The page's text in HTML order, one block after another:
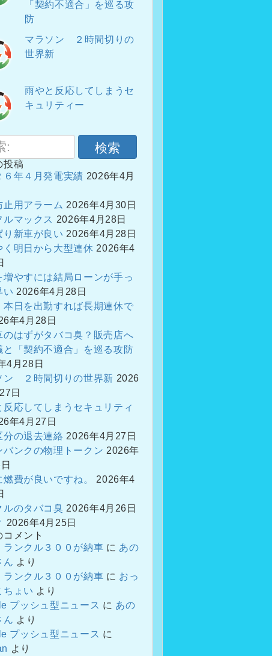
「契約不適合」を巡る攻
防
マラソン ２時間切りの
世界新
雨やと反応してしまうセ
キュリティー
検索
投稿
６年４月発電実績 2026年4月
止用アラーム 2026年4月30日
ルマックス 2026年4月28日
り新車が良い 2026年4月28日
く明日から大型連休 2026年4
増やすには結局ローンが手っ
い 2026年4月28日
本日を出勤すれば長期連休で
年4月28日
のはずがタバコ臭？販売店へ
と「契約不適合」を巡る攻防
4月28日
ン ２時間切りの世界新 2026
日
反応してしまうセキュリティ
年4月27日
分の退去連絡 2026年4月27日
バンクの物理トークン 2026年
燃費が良いですね。
2026年4
ルのタバコ臭 2026年4月26日
2026年4月25日
コメント
ランクル３００が納車 に あの
ん より
ランクル３００が納車 に おっ
ちょい より
プッシュ型ニュース に あの
ん より
プッシュ型ニュース に
より